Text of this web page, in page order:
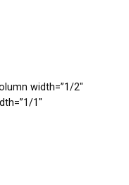
width=”1/2″
1″